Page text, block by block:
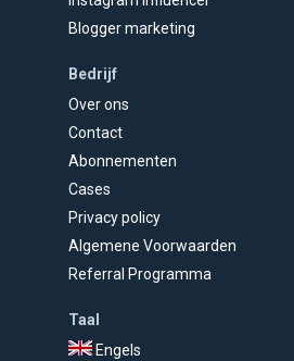
Blogger marketing
Bedrijf
Over ons
Contact
Abonnementen
Cases
Privacy policy
Algemene Voorwaarden
Referral Programma
Taal
Engels